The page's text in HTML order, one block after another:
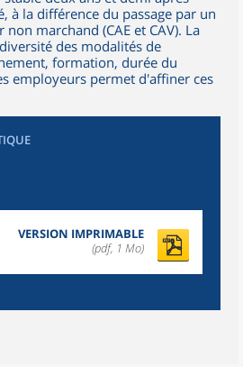
à la différence du passage par un
marchand (CAE et CAV). La
des modalités de
formation, durée du
employeurs permet d'affiner ces
VERSION IMPRIMABLE
(pdf, 1 Mo)